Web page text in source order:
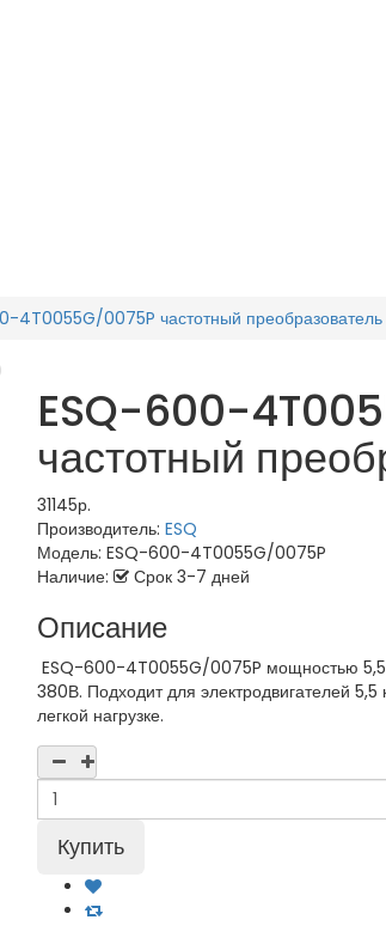
4T0055G/0075P частотный преобразователь
ESQ-600-
частотный
31145р.
Производитель: ESQ
Модель: ESQ-600-4T0055G/0075P
Наличие:
Срок 3-7 дней
Описание
ESQ-600-4T0055G/0075P мощностью 5,5
380В. Подходит для электродвигателей 5,5
легкой нагрузке.